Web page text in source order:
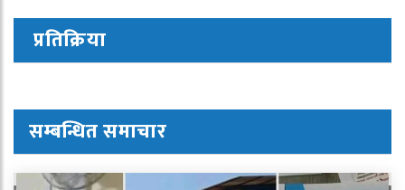
प्रतिक्रिया
सम्बन्धित समाचार